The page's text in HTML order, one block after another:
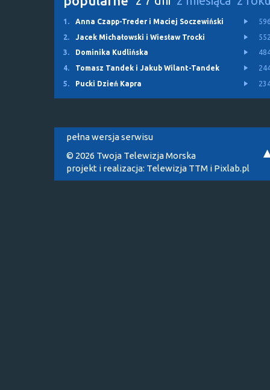
1. Anna Czapp-Treder i Maciej Soczewiński
2.
Jacek Michałowski i Wiesław Trocki
3.
Dominika Kudlińska
4.
Tomasz Tandek i Jakub Wilant-Tandek
5.
Pucki Dzień Kapra
pełna wersja serwisu
© 2026 Twoja Telewizja Morska
projekt i realizacja: Telewizja TTM i Pixlab.pl